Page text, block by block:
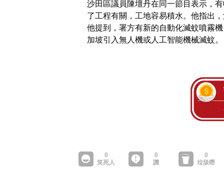
沙田區議員陳壇丹在同一節目表示，
了工程有關，工地容易積水。他指出
他提到，署方有新的自動化滅蚊噴霧
加坡引入無人機或人工智能機械滅蚊。